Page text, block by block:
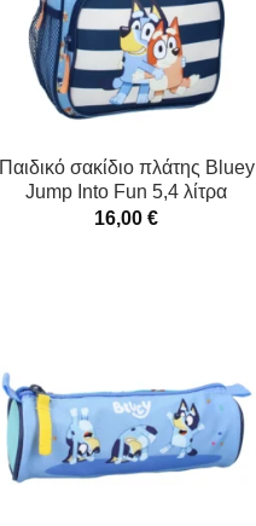
Παιδικό σακίδιο πλάτης Bluey
Jump Into Fun 5,4 λίτρα
16,00€